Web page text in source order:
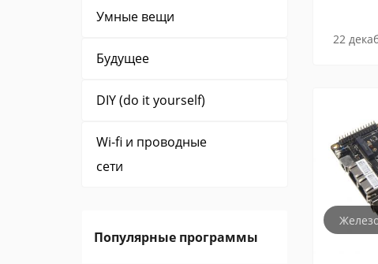
Умные вещи
Будущее
DIY (do it yourself)
Wi-fi и проводные
сети
Популярные программы
22